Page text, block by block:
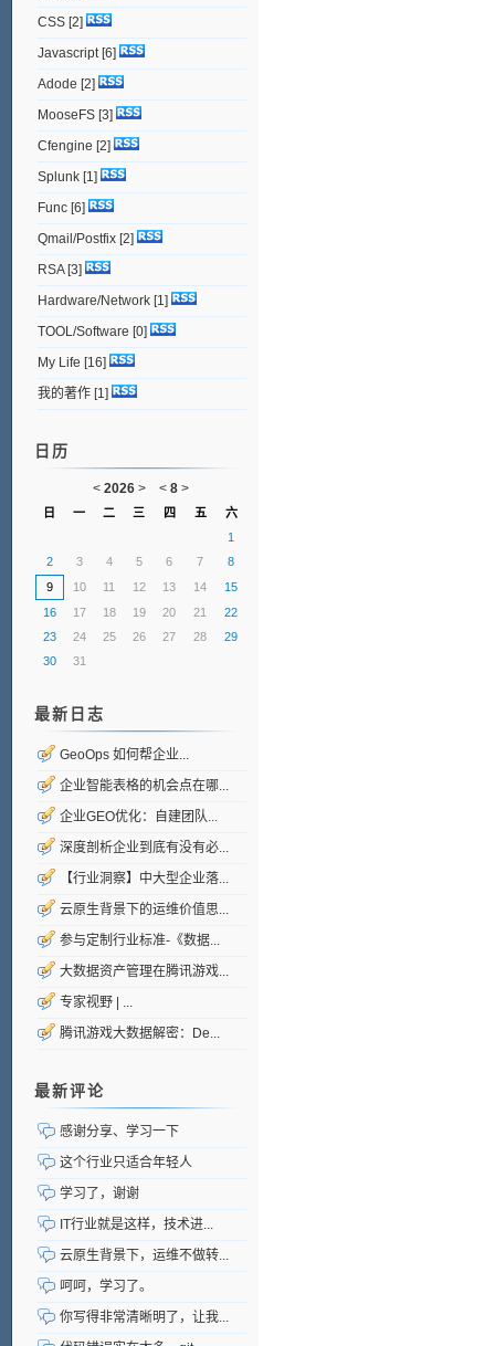
CSS[2]
Javascript[6]
Adode [2]
MooseFS[3]
Cfengine [2]
Splunk[1]
Func[6]
Qmail/Postfix[2]
RSA[3]
Hardware/Network[1]
TOOL/Software [0]
My Life [16]
我的著作[1]
日历
< 2026 > < 8 >
日 一 二 三 四 五
六
1
2
3 4 5 6 7
8
9
10 11 12 13 14
15
16
17 18 19 20 21
22
23
24 25 26 27 28
29
30
31
最新日志
GeoOps 如何帮企业...
企业智能表格的机会点在哪...
企业GEO优化：自建团队...
深度剖析企业到底有没有必...
【行业洞察】中大型企业落...
云原生背景下的运维价值思...
参与定制行业标准-《数据...
大数据资产管理在腾讯游戏...
专家视野 | ...
腾讯游戏大数据解密：De...
最新评论
感谢分享、学习一下
这个行业只适合年轻人
学习了，谢谢
IT行业就是这样，技术进...
云原生背景下，运维不做转...
呵呵，学习了。
你写得非常清晰明了，让我...